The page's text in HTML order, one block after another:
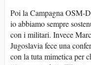
Poi la Campagna OSM-
io abbiamo sempre
con i militari. Invece
Jugoslavia fece una
con la tuta mimetica per